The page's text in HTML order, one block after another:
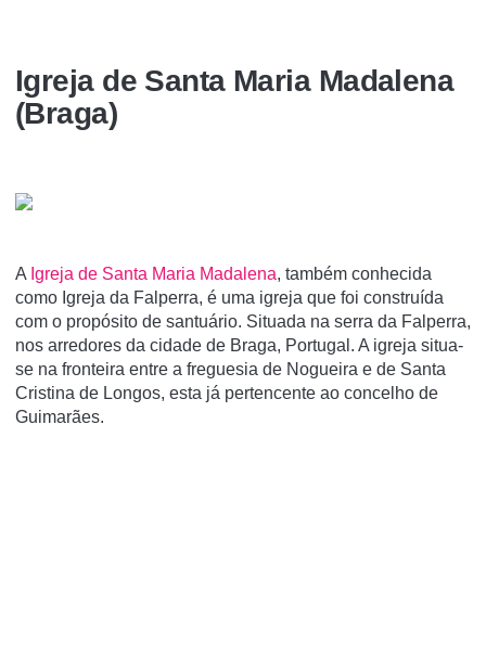
Igreja de Santa Maria Madalena
(Braga)
A Igreja de Santa Maria Madalena, também conhecida
como Igreja da Falperra, é uma igreja que foi construí­da
com o propósito de santuário. Situada na serra da Falperra,
nos arredores da cidade de Braga, Portugal. A igreja situa-
se na fronteira entre a freguesia de Nogueira e de Santa
Cristina de Longos, esta já pertencente ao concelho de
Guimarães.